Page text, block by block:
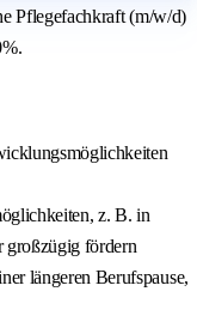
Pflegefachkraft (m/w/d)
z. B. in
großzügig fördern
längeren Berufspause,